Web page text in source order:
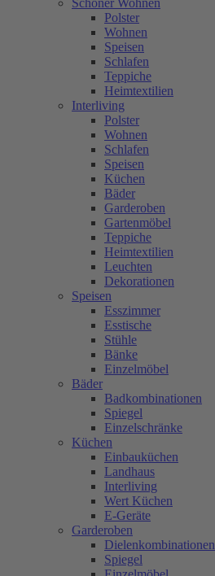
Schöner Wohnen
Polster
Wohnen
Speisen
Schlafen
Teppiche
Heimtextilien
Interliving
Polster
Wohnen
Schlafen
Speisen
Küchen
Bäder
Garderoben
Gartenmöbel
Teppiche
Heimtextilien
Leuchten
Dekorationen
Speisen
Esszimmer
Esstische
Stühle
Bänke
Einzelmöbel
Bäder
Badkombinationen
Spiegel
Einzelschränke
Küchen
Einbauküchen
Landhaus
Interliving
Wert Küchen
E-Geräte
Garderoben
Dielenkombinationen
Spiegel